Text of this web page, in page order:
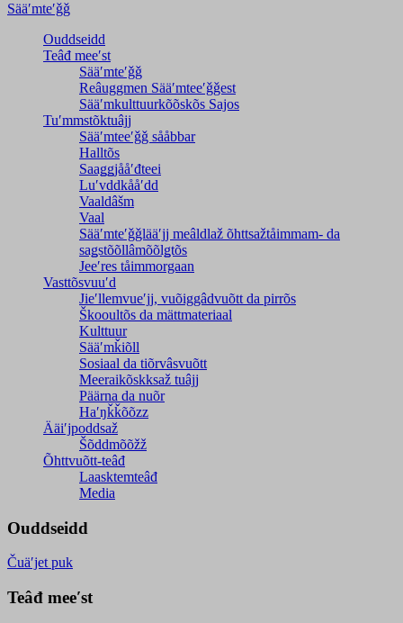
Sääʹmteʹǧǧ
Ouddseidd
Teâđ meeʹst
Sääʹmteʹǧǧ
Reâuggmen Sääʹmteeʹǧǧest
Sääʹmkulttuurkõõskõs Sajos
Tuʹmmstõktuâjj
Sääʹmteeʹǧǧ sååbbar
Halltõs
Saaǥǥjååʹđteei
Luʹvddkååʹdd
Vaaldâšm
Vaal
Sääʹmteʹǧǧlääʹjj meâldlaž õhttsažtåimmam- da
saǥstõõllâmõõlǥtõs
Jeeʹres tåimmorgaan
Vasttõsvuuʹd
Jieʹllemvueʹjj, vuõiggâdvuõtt da pirrõs
Škooultõs da mättmateriaal
Kulttuur
Sääʹmǩiõll
Sosiaal da tiõrvâsvuõtt
Meeraikõskksaž tuâjj
Päärna da nuõr
Haʹŋǩǩõõzz
Ääiʹjpoddsaž
Šõddmõõžž
Õhttvuõtt-teâđ
Laasktemteâđ
Media
Ouddseidd
Čuäʹjet puk
Teâđ meeʹst